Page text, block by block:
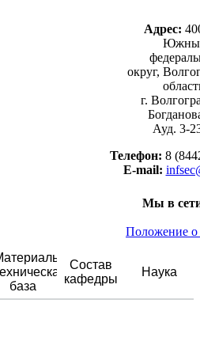
Адрес:
округ,
г.
Ауд. 3-
Телефон: 8
E-mail:
Мы в
Положение о
база
Состав
кафедры
Наука